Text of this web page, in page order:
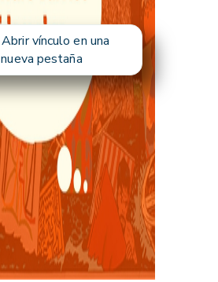
Abrir vínculo en una
nueva pestaña